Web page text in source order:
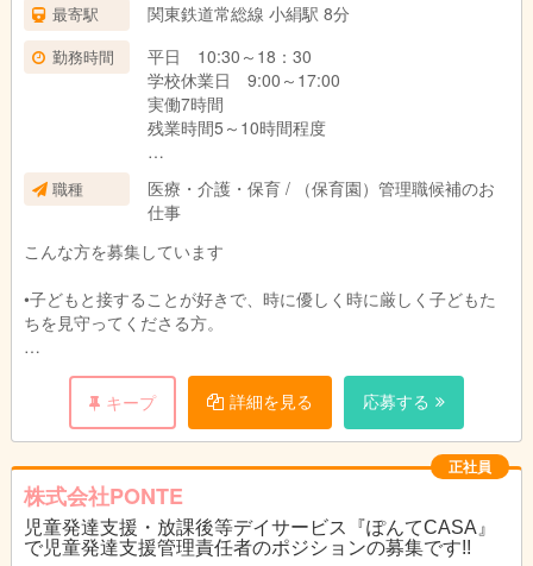
最寄駅 関東鉄道常総線 小絹駅 8分
勤務時間
平日 10:30～18：30
学校休業日 9:00～17:00
実働7時間
残業時間5～10時間程度
日曜定休プラス1日シフト休
職種
医療・介護・保育 / （保育園）管理職候補のお
仕事
こんな方を募集しています
•子どもと接することが好きで、時に優しく時に厳しく子どもた
ちを見守ってくださる方。
•バイタリティにあふれ、明るく元気にお仕事に取り組んでいた
だける方。
•一緒に考え遊び、学びながら支援管理責任者として成長してい
きたい方。
•お仕事を通して充実した毎日を送っていきたいという方。
《児童発達支援管理責任者資格要件》
キープ 詳細を見る 応募する
正社員
株式会社PONTE
児童発達支援・放課後等デイサービス『ぽんてCASA』
で児童発達支援管理責任者のポジションの募集です!!